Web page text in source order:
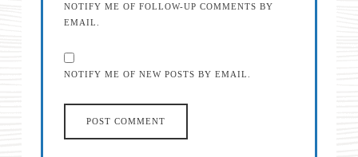
NOTIFY ME OF FOLLOW-UP COMMENTS BY
EMAIL.
NOTIFY ME OF NEW POSTS BY EMAIL.